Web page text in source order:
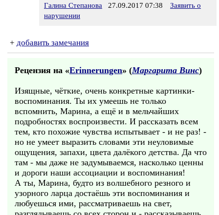
Галина Степанова 27.09.2017 07:38
Заявить о
нарушении
+ добавить замечания
Рецензия на «Erinnerungen» (Маргарита Винс)
Изящные, чёткие, очень конкретные картинки-
воспоминания. Ты их умеешь не только
вспомнить, Марина, а ещё и в мельчайших
подробностях воспроизвести. И рассказать всем
тем, кто похожие чувства испытывает - и не раз! -
но не умеет выразить словами эти неуловимые
ощущения, запахи, цвета далёкого детства. Да что
там - мы даже не задумываемся, насколько ценны
и дороги наши ассоциации и воспоминания!
А ты, Марина, будто из волшебного резного и
узорного ларца достаёшь эти воспоминания и
любуешься ими, рассматриваешь на свет,